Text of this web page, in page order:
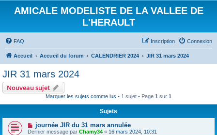
AMICALE MODELISTE DE LA VALLEE DE
L'HERAULT
FAQ Connexion
Inscription
Accueil Accueil du forum CALENDRIER 2024 JIR 31 mars 2024
JIR 31 mars 2024
Nouveau sujet
Marquer les sujets comme lus • 1 sujet • Page 1 sur 1
Sujets
journée JIR du 31 mars annulée
Dernier message par Chamy34 « 16 mars 2024, 10:31